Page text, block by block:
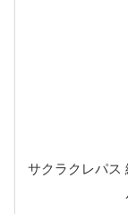
サクラクレパス